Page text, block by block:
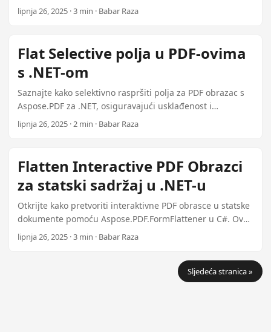
datoteka na pojedinačne stranice ili prilagođene
rasponove pomoću Aspose.PDF.Plugin Splitter za .NET.
performansi i najbolje prakse za organizaciju i
imenovanje konvencija.
lipnja 26, 2025 · 3 min · Babar Raza
Flat Selective polja u PDF-ovima
s .NET-om
Saznajte kako selektivno raspršiti polja za PDF obrazac s
Aspose.PDF za .NET, osiguravajući usklađenost i
kontinuiranu suradnju dokumenata.
lipnja 26, 2025 · 2 min · Babar Raza
Flatten Interactive PDF Obrazci
za statski sadržaj u .NET-u
Otkrijte kako pretvoriti interaktivne PDF obrasce u statske
dokumente pomoću Aspose.PDF.FormFlattener u C#. Ovaj
vodič obuhvaća kada koristiti pretvaranje, korak po korak
upute i najbolje prakse.
lipnja 26, 2025 · 3 min · Babar Raza
Sljedeća stranica »